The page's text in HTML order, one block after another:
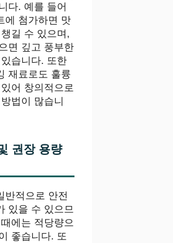
다. 예를 들어
에 첨가하면 맛
길 수 있으며,
면 깊고 풍부한
습니다. 또한
재료로도 훌륭
어 창의적으로
법이 많습니
권장 용량
반적으로 안전
있을 수 있으므
에는 적당량으
좋습니다. 또